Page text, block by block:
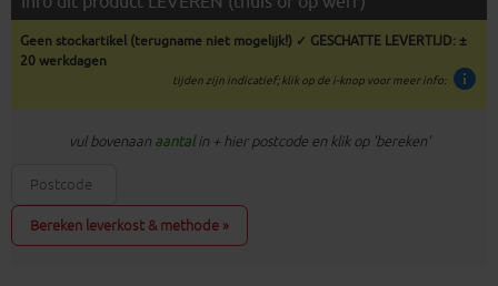
Geen stockartikel (terugname niet mogelijk!) ✓ GESCHATTE LEVERTIJD: ±
20 werkdagen
info
tijden zijn indicatief; klik op de i-knop voor meer info:
vul bovenaan aantalin + hier postcode en klik op 'bereken'
Bereken leverkost & methode »